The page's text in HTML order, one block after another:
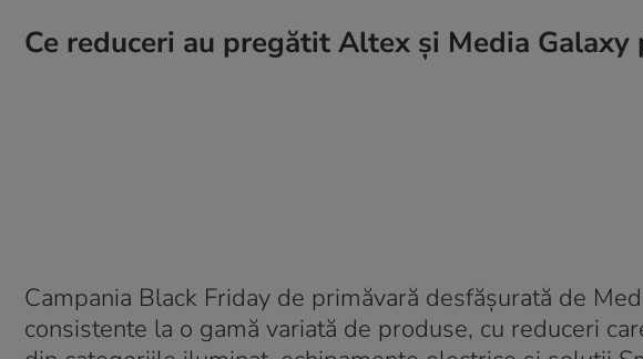
Ce reduceri au pregătit Altex și Media
Campania Black Friday de primăvară desfășurată de
consistente la o gamă variată de produse, cu reduceri